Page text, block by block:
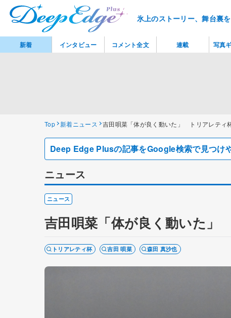
氷上のストーリー、舞台裏
Top 新着ニュース 吉田唄菜「体が良く動いた」 トリアレティ
Deep Edge Plusの記事をGoogle検索で見つけ
ニュース
ニュース
吉田唄菜「体が良く動いた
トリアレティ杯 吉田 唄菜 森田 真沙也
新着 インタビュー コメント全文 連載 写真